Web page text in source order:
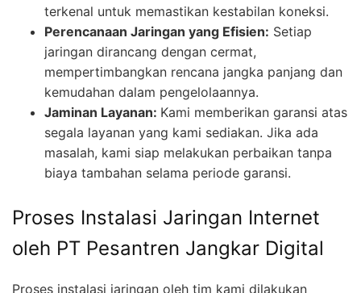
terkenal untuk memastikan kestabilan koneksi.
Perencanaan Jaringan yang Efisien: Setiap
jaringan dirancang dengan cermat,
mempertimbangkan rencana jangka panjang dan
kemudahan dalam pengelolaannya.
Jaminan Layanan: Kami memberikan garansi atas
segala layanan yang kami sediakan. Jika ada
masalah, kami siap melakukan perbaikan tanpa
biaya tambahan selama periode garansi.
Proses Instalasi Jaringan Internet
oleh PT Pesantren Jangkar Digital
Proses instalasi jaringan oleh tim kami dilakukan